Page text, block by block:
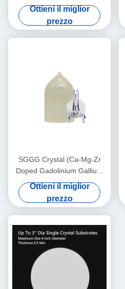
Gadolinium Gallium Granate
Sottostrati
Ottieni il miglior
prezzo
SGGG Crystal (Ca-Mg-Zr
Doped Gadolinium Gallium
Garnet), materiale di
substrato professionale
appositamente applicato per
la crescita epitassiale di film
sottili di granato di ferro
bismuto
Ottieni il miglior
prezzo